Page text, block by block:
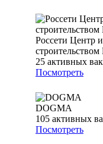
Россети Центр
25 активных
Посмотреть
DOGMA
105 активных
Посмотреть